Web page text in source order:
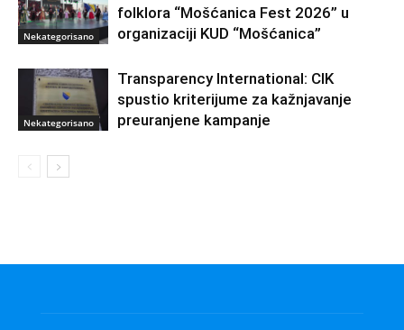
Nekategorisano
folklora “Mošćanica Fest 2026” u
organizaciji KUD “Mošćanica”
Nekategorisano
Transparency International: CIK
spustio kriterijume za kažnjavanje
preuranjene kampanje